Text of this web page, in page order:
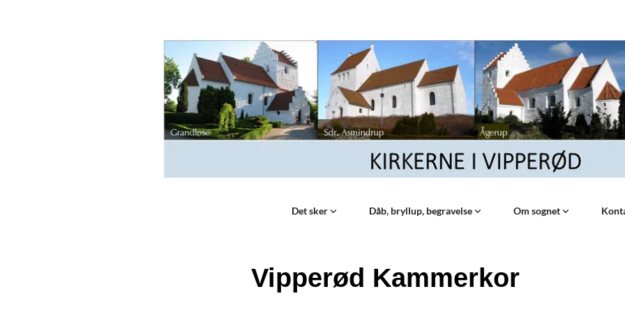
Det sker Dåb, bryllup, begravelse Om sognet
Vipperød Kammerkor